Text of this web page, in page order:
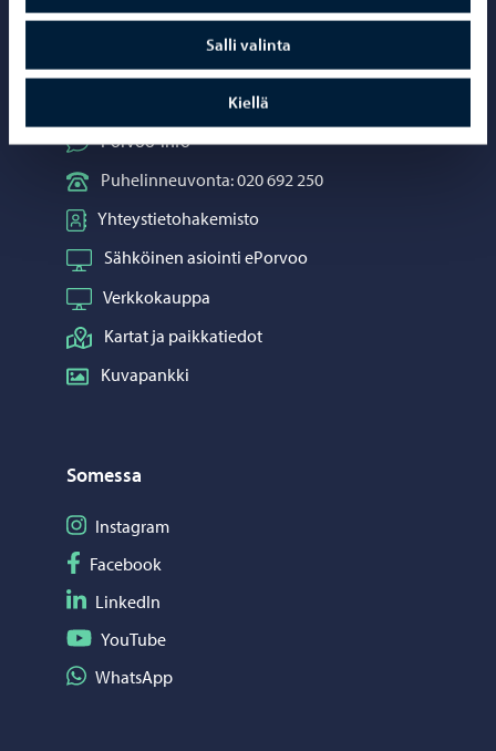
Salli valinta
Kiellä
Porvoo-info
Puhelinneuvonta: 020 692 250
Yhteystietohakemisto
Sähköinen asiointi ePorvoo
Verkkokauppa
Kartat ja paikkatiedot
Kuvapankki
Somessa
Seuraa Instagram
Instagram
Seuraa Facebook
Facebook
Seuraa LinkedIn
LinkedIn
Seuraa YouTube
YouTube
Jaa WhatsApp
WhatsApp